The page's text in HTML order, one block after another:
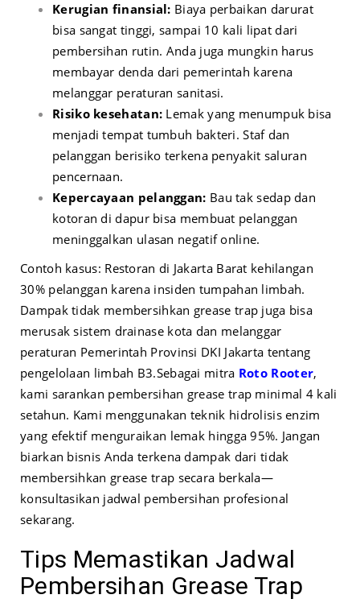
Kerugian finansial: Biaya perbaikan darurat
bisa sangat tinggi, sampai 10 kali lipat dari
pembersihan rutin. Anda juga mungkin harus
membayar denda dari pemerintah karena
melanggar peraturan sanitasi.
Risiko kesehatan: Lemak yang menumpuk bisa
menjadi tempat tumbuh bakteri. Staf dan
pelanggan berisiko terkena penyakit saluran
pencernaan.
Kepercayaan pelanggan: Bau tak sedap dan
kotoran di dapur bisa membuat pelanggan
meninggalkan ulasan negatif online.
Contoh kasus: Restoran di Jakarta Barat kehilangan
30% pelanggan karena insiden tumpahan limbah.
Dampak tidak membersihkan grease trap juga bisa
merusak sistem drainase kota dan melanggar
peraturan Pemerintah Provinsi DKI Jakarta tentang
pengelolaan limbah B3.Sebagai mitra Roto Rooter,
kami sarankan pembersihan grease trap minimal 4 kali
setahun. Kami menggunakan teknik hidrolisis enzim
yang efektif menguraikan lemak hingga 95%. Jangan
biarkan bisnis Anda terkena dampak dari tidak
membersihkan grease trap secara berkala—
konsultasikan jadwal pembersihan profesional
sekarang.
Tips Memastikan Jadwal
Pembersihan Grease Trap